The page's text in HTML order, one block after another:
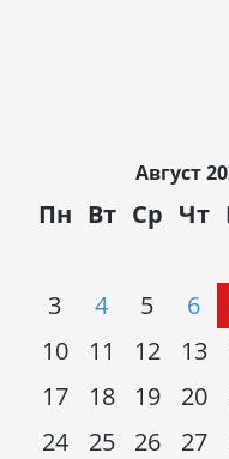
Август
Пн Вт Ср Чт
3
4 5 6
10
11 12 13
17
18 19 20
24
25 26 27